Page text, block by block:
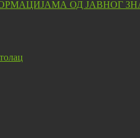
ОД ЈАВНОГ